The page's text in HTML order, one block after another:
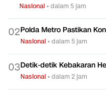
Nasional •dalam 5 jam
02Polda Metro Pastikan
Nasional •dalam 5 jam
03Detik-detik Kebakaran
Nasional •dalam 2 jam